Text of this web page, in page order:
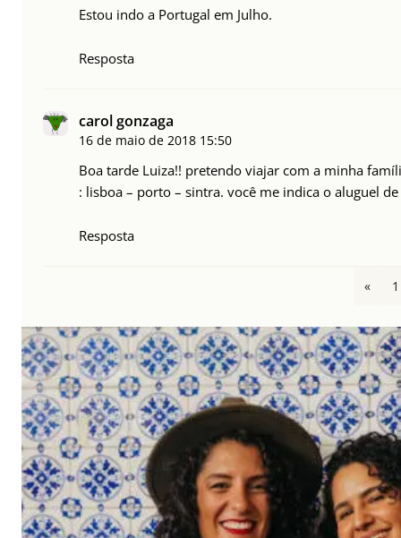
Estou indo a Portugal em Julho.
Resposta
carol gonzaga
16 de maio de 2018 15:50
Boa tarde Luiza!! pretendo viajar com a minha
: lisboa – porto – sintra. você me indica o aluguel
Resposta
« 1